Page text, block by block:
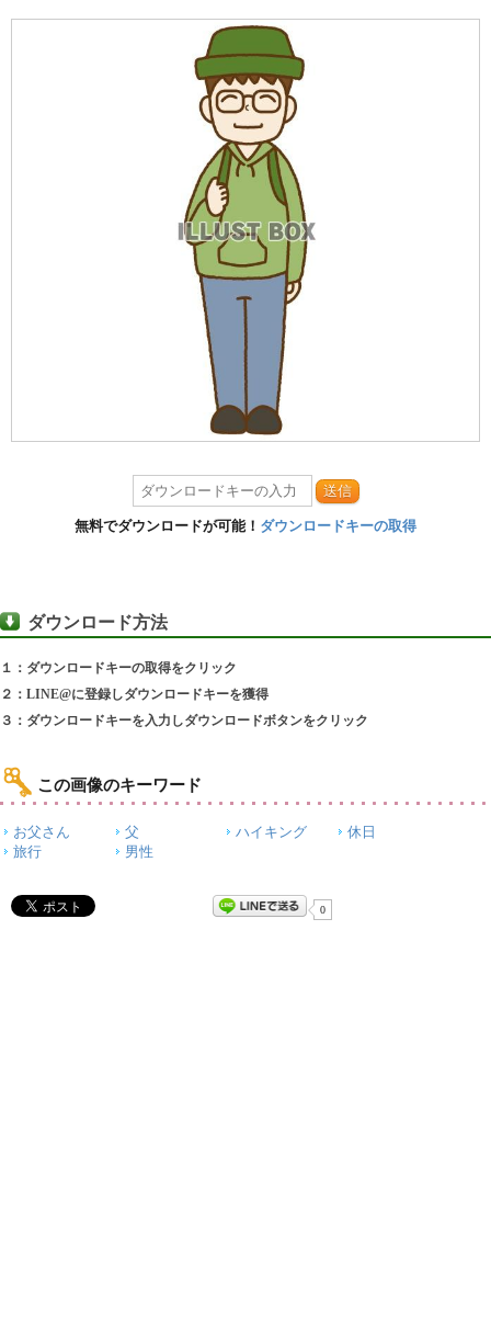
送信
無料でダウンロードが可能！ ダウンロードキーの取得
ダウンロード方法
１：ダウンロードキーの取得をクリック
２：LINE@に登録しダウンロードキーを獲得
３：ダウンロードキーを入力しダウンロードボタンをクリック
この画像のキーワード
お父さん 父 ハイキング
休日
旅行
男性
0